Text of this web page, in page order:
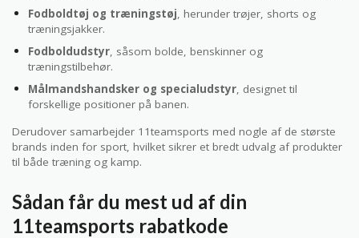
Fodboldtøj og træningstøj, herunder trøjer, shorts og
træningsjakker.
Fodboldudstyr, såsom bolde, benskinner og
træningstilbehør.
Målmandshandsker og specialudstyr, designet til
forskellige positioner på banen.
Derudover samarbejder 11teamsports med nogle af de største
brands inden for sport, hvilket sikrer et bredt udvalg af produkter
til både træning og kamp.
Sådan får du mest ud af din
11teamsports rabatkode